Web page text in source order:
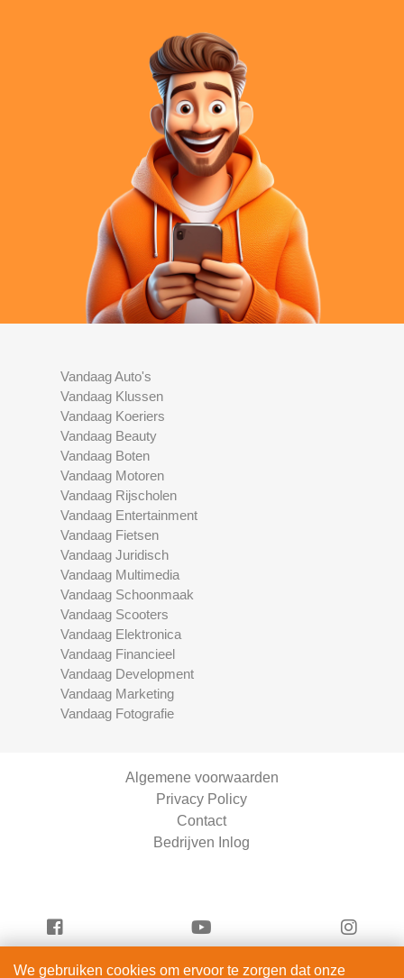
Vandaag Auto's
Vandaag Klussen
Vandaag Koeriers
Vandaag Beauty
Vandaag Boten
Vandaag Motoren
Vandaag Rijscholen
Vandaag Entertainment
Vandaag Fietsen
Vandaag Juridisch
Vandaag Multimedia
Vandaag Schoonmaak
Vandaag Scooters
Vandaag Elektronica
Vandaag Financieel
Vandaag Development
Vandaag Marketing
Vandaag Fotografie
Algemene voorwaarden
Privacy Policy
Contact
Bedrijven Inlog
We gebruiken cookies om ervoor te zorgen dat onze